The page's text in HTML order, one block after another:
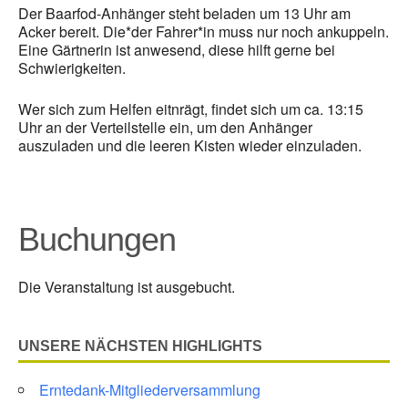
Der Baarfod-Anhänger steht beladen um 13 Uhr am
Acker bereit. Die*der Fahrer*in muss nur noch ankuppeln.
Eine Gärtnerin ist anwesend, diese hilft gerne bei
Schwierigkeiten.
Wer sich zum Helfen eitnrägt, findet sich um ca. 13:15
Uhr an der Verteilstelle ein, um den Anhänger
auszuladen und die leeren Kisten wieder einzuladen.
Buchungen
Die Veranstaltung ist ausgebucht.
UNSERE NÄCHSTEN HIGHLIGHTS
Erntedank-Mitgliederversammlung